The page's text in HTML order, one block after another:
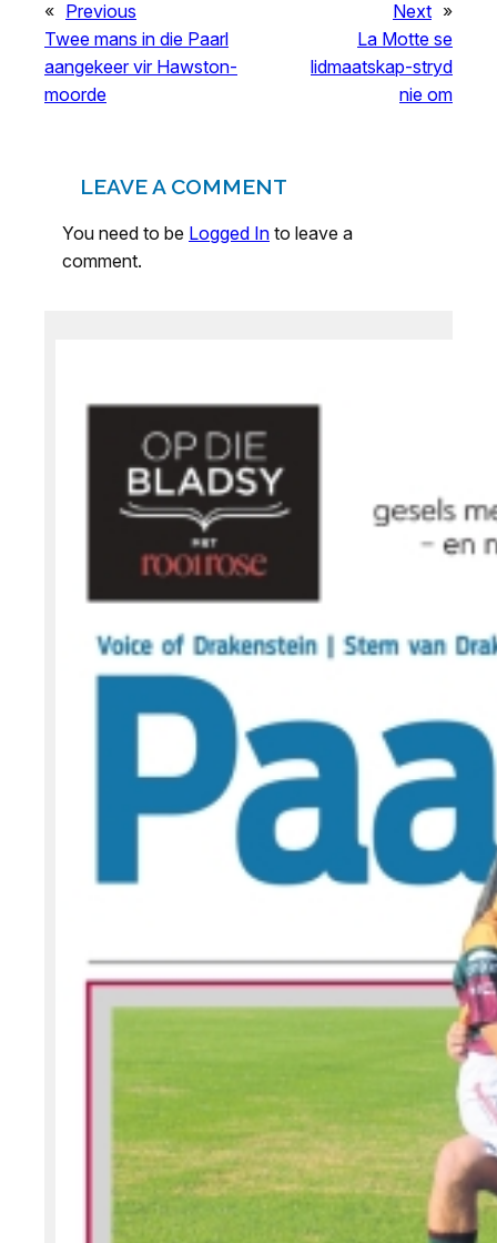
« Previous
Twee mans in die Paarl
aangekeer vir Hawston-
moorde
Next »
La Motte se
lidmaatskap-stryd
nie om
LEAVE A COMMENT
You need to be Logged In to leave a
comment.